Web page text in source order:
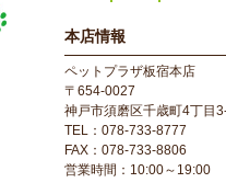
本店情報
ペットプラザ板宿本店
〒654-0027
神戸市須磨区千歳町4丁目
TEL：078-733-8777
FAX：078-733-8806
営業時間：10:00～19:00